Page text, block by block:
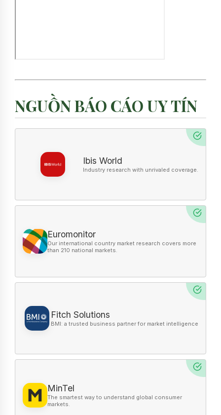
NGUỒN BÁO CÁO UY TÍN
Ibis World
Euromonitor
Fitch Solutions
MinTel